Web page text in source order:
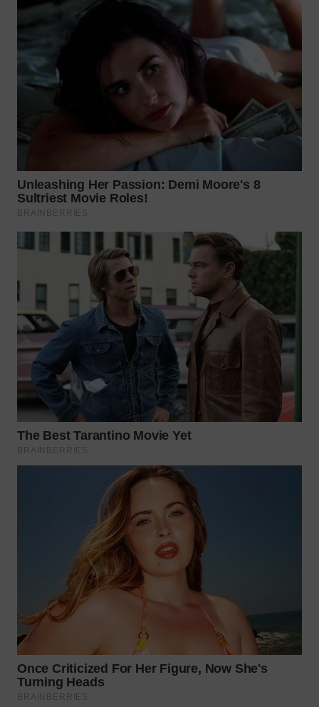
LABUHANBATU
WN
TAPANULI
WN
TEBING
TINGGI
WN
KARAWANG
WN
BEKASI
WN
BOGOR
WN
SAMOSIR
PADANG
LAWAS